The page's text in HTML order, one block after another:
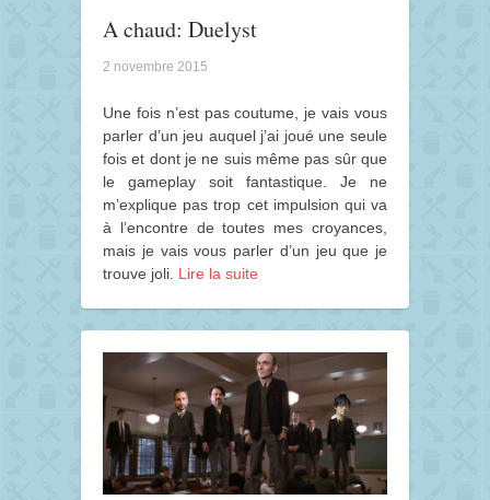
A chaud: Duelyst
2 novembre 2015
Une fois n’est pas coutume, je vais vous
parler d’un jeu auquel j’ai joué une seule
fois et dont je ne suis même pas sûr que
le gameplay soit fantastique. Je ne
m’explique pas trop cet impulsion qui va
à l’encontre de toutes mes croyances,
mais je vais vous parler d’un jeu que je
trouve joli. Lire la suite